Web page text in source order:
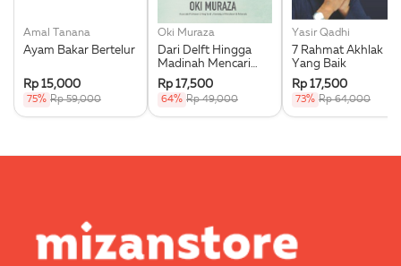
Amal Tanana
Ayam Bakar Bertelur
Rp 15,000
75% Rp 59,000
Oki Muraza
Dari Delft Hingga
Madinah Mencari
Ilmu Memungut
Hikmah
Rp 17,500
64% Rp 49,000
Yasir Qadhi
7 Rahmat Akhlak
Yang Baik
Rp 17,500
73% Rp 64,000